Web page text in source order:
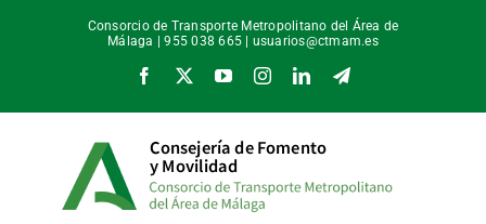
Consorcio de Transporte Metropolitano del Área de
Málaga | 955 038 665 | usuarios@ctmam.es
Facebook
X YouTubeInstagramLinkedInTelegram